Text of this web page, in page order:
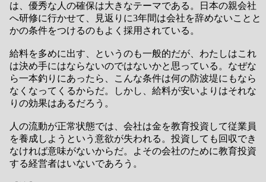
は、優秀な人の確保は大きなテーマである。日本の親会社
へ研修に行かせて、見返りに3年間は会社を辞めないことと
かの条件をつけるのもよく採用されている。
給料を多めに出す、というのも一般的だが、わたしはこれ
は決め手にはならないのではないかと思っている。なぜな
ら一本釣りにあったら、こんな条件は何の防波堤にもなら
なくなってくるからだ。しかし、給料が安いよりはそれな
りの効果はあるだろう。
人の流動が正常状態では、会社は金を教育投資して従業員
を養成しようという意欲が失われる。投資しても回収でき
なければ意味がないからだ。よその会社のために教育投資
する経営者はいないであろう。